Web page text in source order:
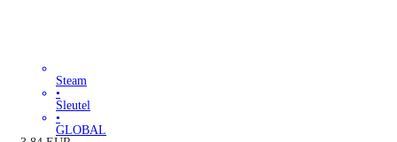
Steam
•
Sleutel
•
GLOBAL